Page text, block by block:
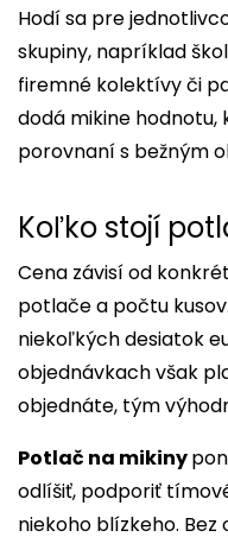
Hodí sa pre
skupiny, napríklad
firemné kolektívy či
dodá mikine
porovnaní s bežným
Koľko stojí
Cena závisí od
potlače a počtu
niekoľkých desiatok
objednávkach však
objednáte, tým
Potlač na mikiny
odlíšiť, podporiť
niekoho blízkeho.